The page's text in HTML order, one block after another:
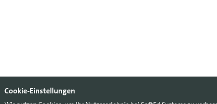
Cookie-Einstellungen